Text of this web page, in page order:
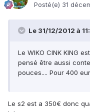
Posté(e) 31
Le 31/12/2012 à
Le WIKO CINK KING
pensé être aussi
pouces.... Pour 400
Le s2 est a 350€ donc